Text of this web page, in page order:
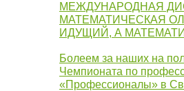
МЕЖДУНАРОДНАЯ
МАТЕМАТИЧЕСКАЯ
ИДУЩИЙ, А
Болеем за наших на
Чемпионата по
«Профессионалы» в